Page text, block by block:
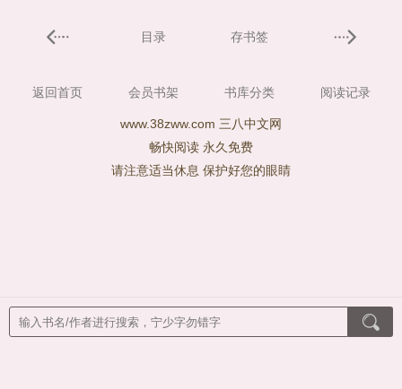
目录 存书签
返回首页 会员书架 书库分类 阅读记录
www.38zww.com 三八中文网
畅快阅读 永久免费
请注意适当休息 保护好您的眼睛